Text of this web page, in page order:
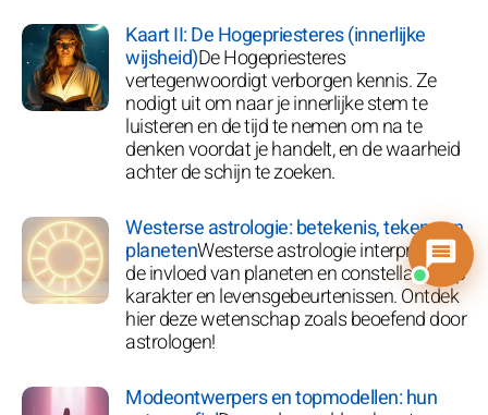
Kaart II: De Hogepriesteres (innerlijke
wijsheid)De Hogepriesteres
vertegenwoordigt verborgen kennis. Ze
nodigt uit om naar je innerlijke stem te
luisteren en de tijd te nemen om na te
denken voordat je handelt, en de waarheid
achter de schijn te zoeken.
Westerse astrologie: betekenis, tekens en
planetenWesterse astrologie interpreteert
de invloed van planeten en constellaties op
karakter en levensgebeurtenissen. Ontdek
hier deze wetenschap zoals beoefend door
astrologen!
Modeontwerpers en topmodellen: hun